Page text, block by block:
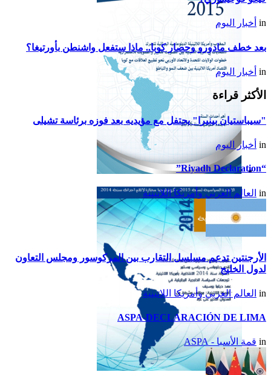
تقرير أمريكا اللاتينية لسنة
2015
in أخبار اليوم
بعد خطف مادورو وحصار كوبا.. ماذا ستفعل واشنطن بأورتيغا؟
in أخبار اليوم
الأكثر قراءة
"سيباستيان بينيرا" يحتفل مع مؤيديه بعد فوزه برئاسة تشيلى
in أخبار اليوم
“Riyadh Declaration”
in العالم العربي وأمريكا اللاتينية
الأرجنتين تدعم مسلسل التقارب بين المركوسور ومجلس التعاون
لدول الخليج
in العالم العربي وأمريكا اللاتينية
ASPA-DECLARACIÓN DE LIMA
in قمة الأسبا - ASPA